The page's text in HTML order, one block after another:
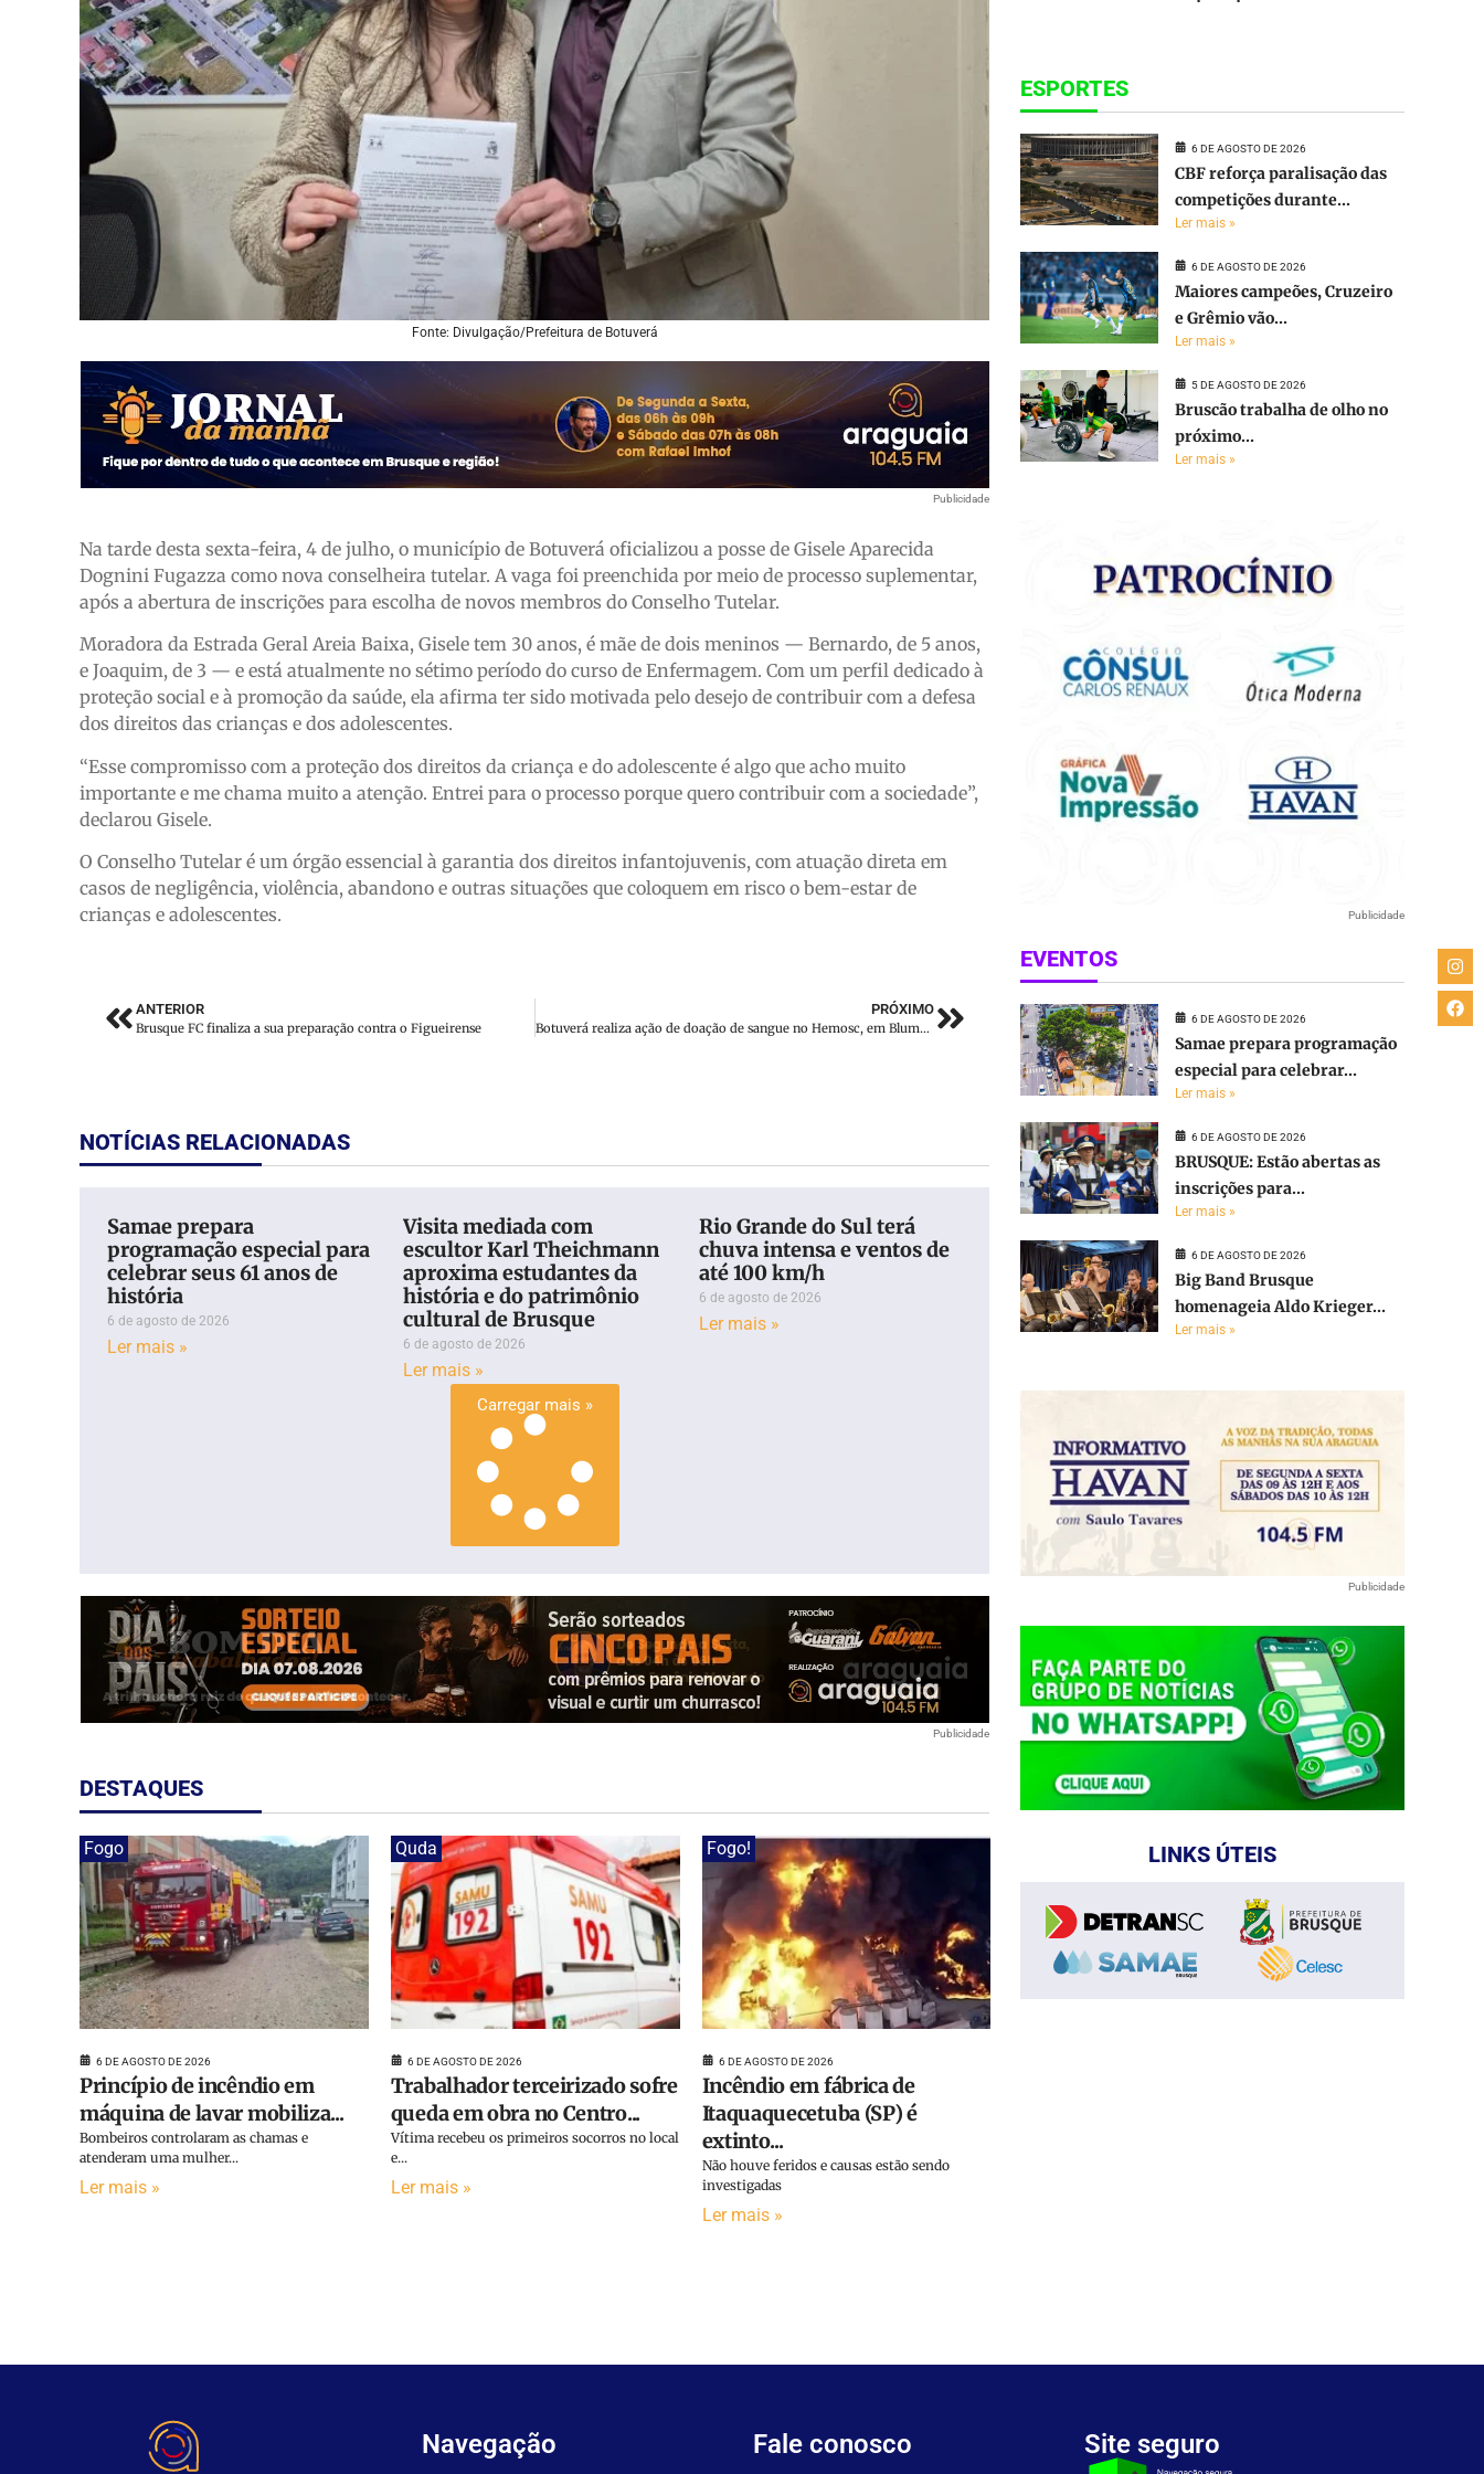
Fonte: Divulgação/Prefeitura de Botuverá
Publicidade
Na tarde desta sexta-feira, 4 de julho, o município de Botuverá oficializou a posse de Gisele Aparecida
Dognini Fugazza como nova conselheira tutelar. A vaga foi preenchida por meio de processo suplementar,
após a abertura de inscrições para escolha de novos membros do Conselho Tutelar.
Moradora da Estrada Geral Areia Baixa, Gisele tem 30 anos, é mãe de dois meninos — Bernardo, de 5 anos,
e Joaquim, de 3 — e está atualmente no sétimo período do curso de Enfermagem. Com um perfil dedicado à
proteção social e à promoção da saúde, ela afirma ter sido motivada pelo desejo de contribuir com a defesa
dos direitos das crianças e dos adolescentes.
“Esse compromisso com a proteção dos direitos da criança e do adolescente é algo que acho muito
importante e me chama muito a atenção. Entrei para o processo porque quero contribuir com a sociedade”,
declarou Gisele.
O Conselho Tutelar é um órgão essencial à garantia dos direitos infantojuvenis, com atuação direta em
casos de negligência, violência, abandono e outras situações que coloquem em risco o bem-estar de
crianças e adolescentes.
ANTERIOR
Brusque FC finaliza a sua preparação contra o Figueirense
PRÓXIMO
Botuverá realiza ação de doação de sangue no Hemosc, em Blumenau
NOTÍCIAS RELACIONADAS
Samae prepara
programação especial para
celebrar seus 61 anos de
história
6 de agosto de 2026
Ler mais »
Visita mediada com
escultor Karl Theichmann
aproxima estudantes da
história e do patrimônio
cultural de Brusque
6 de agosto de 2026
Ler mais »
Rio Grande do Sul terá
chuva intensa e ventos de
até 100 km/h
6 de agosto de 2026
Ler mais »
Carregar mais »
Publicidade
DESTAQUES
Fogo
6 DE AGOSTO DE 2026
Princípio de incêndio em
máquina de lavar mobiliza...
Bombeiros controlaram as chamas e
atenderam uma mulher...
Ler mais »
Quda
6 DE AGOSTO DE 2026
Trabalhador terceirizado sofre
queda em obra no Centro...
Vítima recebeu os primeiros socorros no local
e...
Ler mais »
Fogo!
6 DE AGOSTO DE 2026
Incêndio em fábrica de
Itaquaquecetuba (SP) é
extinto...
Não houve feridos e causas estão sendo
investigadas
Ler mais »
ESPORTES
6 DE AGOSTO DE 2026
CBF reforça paralisação das
competições durante...
Ler mais »
6 DE AGOSTO DE 2026
Maiores campeões, Cruzeiro
e Grêmio vão...
Ler mais »
5 DE AGOSTO DE 2026
Bruscão trabalha de olho no
próximo...
Ler mais »
Publicidade
EVENTOS
6 DE AGOSTO DE 2026
Samae prepara programação
especial para celebrar...
Ler mais »
6 DE AGOSTO DE 2026
BRUSQUE: Estão abertas as
inscrições para...
Ler mais »
6 DE AGOSTO DE 2026
Big Band Brusque
homenageia Aldo Krieger...
Ler mais »
Publicidade
LINKS ÚTEIS
Navegação Fale conosco Site seguro